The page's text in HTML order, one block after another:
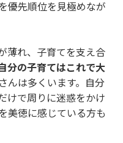
優先順位を見極めなが
薄れ、子育てを支え合
自分の子育てはこれで大
んは多くいます。自分
けで周りに迷惑をかけ
美徳に感じている方も